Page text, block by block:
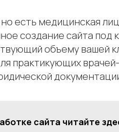
есть медицинская
создание сайта под
объему вашей
практикующих
сайта читайте